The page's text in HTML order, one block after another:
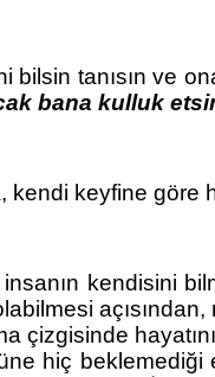
bilsin tanısın ve
bana kulluk
kendi keyfine
kendisini
çizgisinde
hiç beklemediği